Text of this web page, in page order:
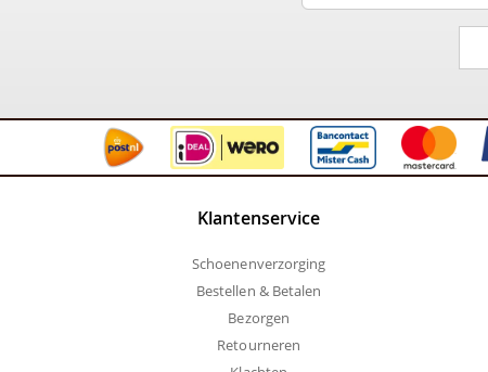
Klantenservice
Schoenenverzorging
Bestellen & Betalen
Bezorgen
Retourneren